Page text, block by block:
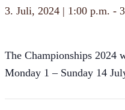
3. Juli, 2024 | 1:00 p.m. -
The Championships 2024
Monday 1 – Sunday 14